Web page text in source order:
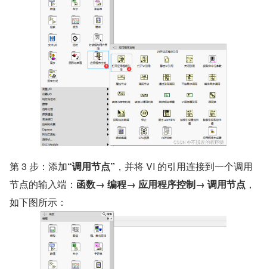
​第 3 步：添加“调用节点” ，并将 VI 的引用连接到一个调用
节点的输入端： 函数→ 编程→ 应用程序控制→ 调用节点 ，
如下图所示：